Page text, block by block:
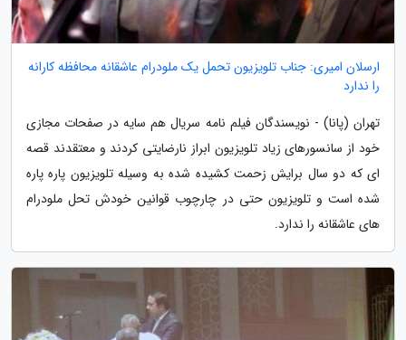
ارسلان امیری: جناب تلویزیون تحمل یک ملودرام عاشقانه محافظه کارانه
را ندارد
تهران (پانا) - نویسندگان فیلم نامه سریال هم سایه در صفحات مجازی
خود از سانسورهای زیاد تلویزیون ابراز نارضایتی کردند و معتقدند قصه
ای که دو سال برایش زحمت کشیده شده به وسیله تلویزیون پاره پاره
شده است و تلویزیون حتی در چارچوب قوانین خودش تحل ملودرام
های عاشقانه را ندارد.